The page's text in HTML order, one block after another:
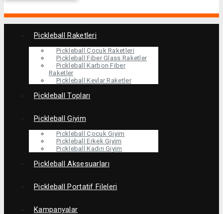
Pickleball Raketleri
Pickleball Çocuk Raketleri
Pickleball Fiber Glass Raketler
Pickleball Karbon Fiber
Raketler
Pickleball Kevlar Raketler
Pickleball Topları
Pickleball Giyim
Pickleball Çocuk Giyim
Pickleball Erkek Giyim
Pickleball Kadın Giyim
Pickleball Aksesuarları
Pickleball Portatif Fileleri
Kampanyalar